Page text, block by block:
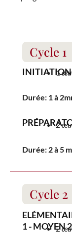
Cycle 1
INITIATION
1
Durée: 1 à
2
Durée: 2 à 5
Cycle 2
1 - MOYEN 2
2